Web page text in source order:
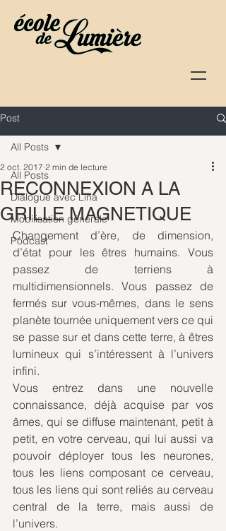
Post
All Posts
Dialogue avec Lina
Mobilisation générale
Podcast
All Posts
RECONNEXION A LA
GRILLE MAGNETIQUE
2 oct. 2017 2 min de lecture
Changement d’ère, de dimension,
d’état pour les êtres humains. Vous
passez de terriens à
multidimensionnels. Vous passez de
fermés sur vous-mêmes, dans le sens
planète tournée uniquement vers ce qui
se passe sur et dans cette terre, à êtres
lumineux qui s’intéressent à l’univers
infini.
Vous entrez dans une nouvelle
connaissance, déjà acquise par vos
âmes, qui se diffuse maintenant, petit à
petit, en votre cerveau, qui lui aussi va
pouvoir déployer tous les neurones,
tous les liens composant ce cerveau,
tous les liens qui sont reliés au cerveau
central de la terre, mais aussi de
l’univers.